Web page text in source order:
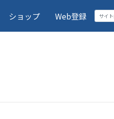
ショップ Web登録